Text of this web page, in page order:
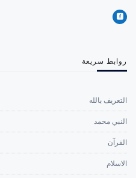
روابط سريعة
التعريف بالله
النبي محمد
القرآن
الاسلام